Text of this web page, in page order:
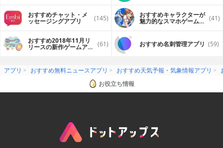
おすすめチャット・メ
ッセージングアプリ (145) おすすめキャラクターが
魅力的なスマホゲームア (41)
おすすめ2018年11月リ
リースの新作ゲームアプ (61) おすすめ名刺管理アプリ (59)
アプリ おすすめ無料ニュースアプリ おすすめ天気予報・気象情報アプリ
お役立ち情報